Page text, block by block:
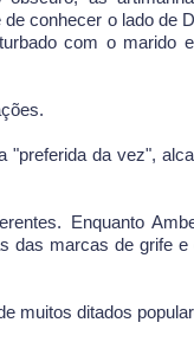
conhecer o lado de
com o marido
"preferida da vez",
Enquanto
das marcas de grife e
muitos ditados